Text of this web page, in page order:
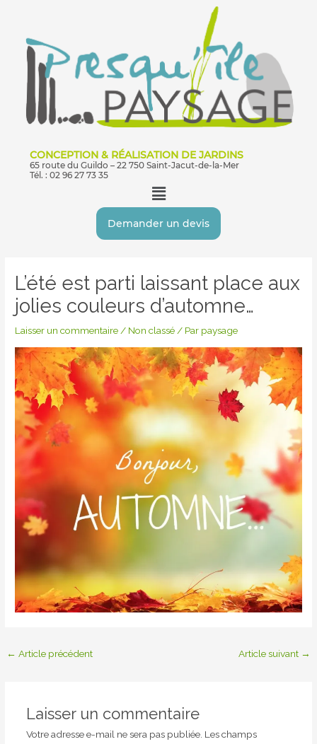
contenu
CONCEPTION & RÉALISATION DE JARDINS
65 route du Guildo – 22 750 Saint-Jacut-de-la-Mer
Tél. : 02 96 27 73 35
Menu
Demander un devis
L’été est parti laissant place aux
jolies couleurs d’automne…
Laisser un commentaire / Non classé / Par paysage
articles
← Article précédent Article suivant →
Laisser un commentaire
Votre adresse e-mail ne sera pas publiée. Les champs